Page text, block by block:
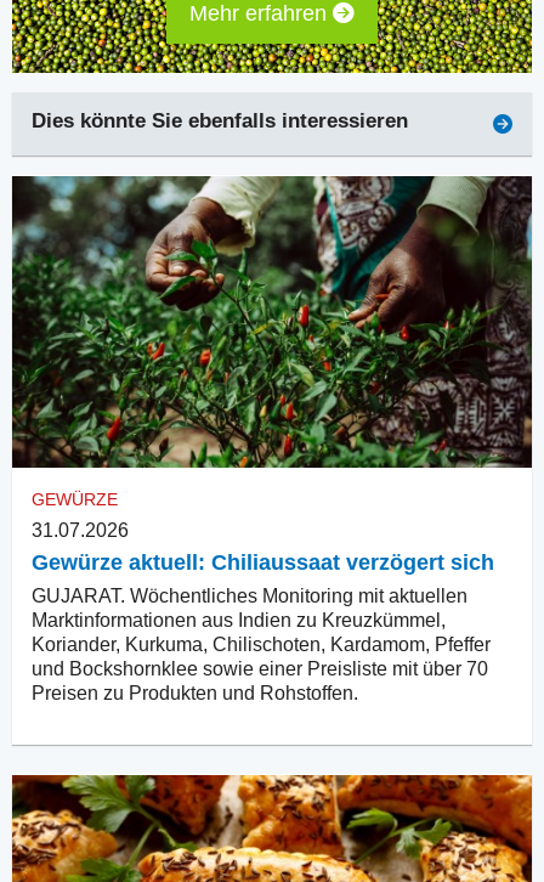
Mehr erfahren
Dies könnte Sie ebenfalls interessieren
GEWÜRZE
31.07.2026
Gewürze aktuell: Chiliaussaat verzögert sich
GUJARAT. Wöchentliches Monitoring mit aktuellen
Marktinformationen aus Indien zu Kreuzkümmel,
Koriander, Kurkuma, Chilischoten, Kardamom, Pfeffer
und Bockshornklee sowie einer Preisliste mit über 70
Preisen zu Produkten und Rohstoffen.